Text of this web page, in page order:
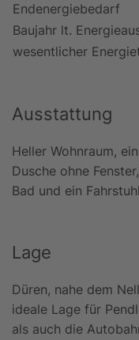
Endenergiebedarf
Baujahr lt.
wesentlicher
Ausstattung
Heller Wohnraum,
Dusche ohne
Bad und ein
Lage
Düren, nahe dem
ideale Lage für
als auch die